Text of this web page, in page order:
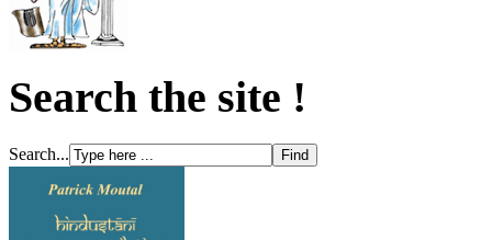
Search the site !
Search...